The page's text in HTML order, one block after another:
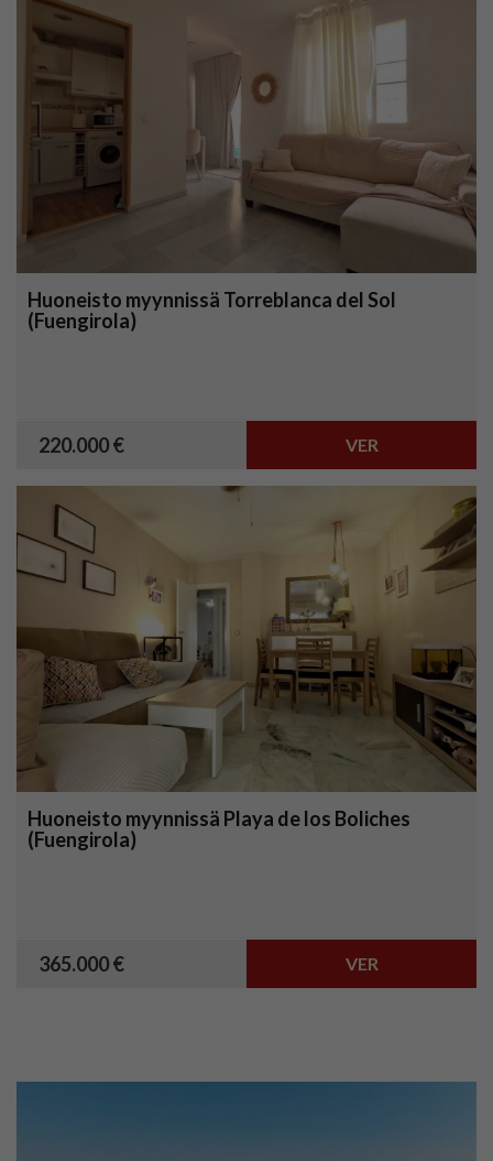
Huoneisto myynnissä Torreblanca del Sol
(Fuengirola)
220.000 € VER
Huoneisto myynnissä Playa de los Boliches
(Fuengirola)
365.000 € VER